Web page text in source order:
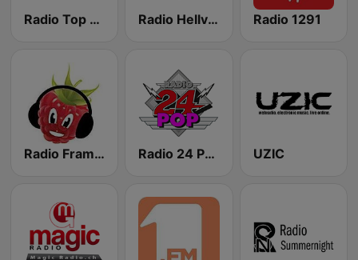
Radio Top Two Radio Hellvetia Radio 1291
Radio Framboase Radio 24 Pop UZIC